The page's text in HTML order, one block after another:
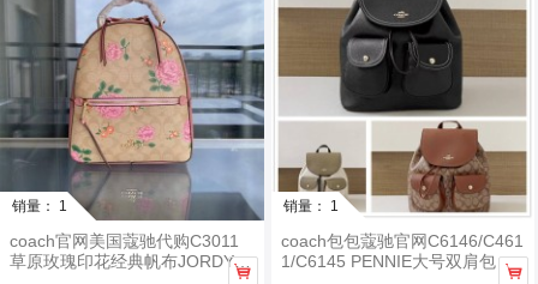
销量： 1
coach官网美国蔻驰代购C3011
草原玫瑰印花经典帆布JORDYN

销量： 1
coach包包蔻驰官网C6146/C461
1/C6145 PENNIE大号双肩包
